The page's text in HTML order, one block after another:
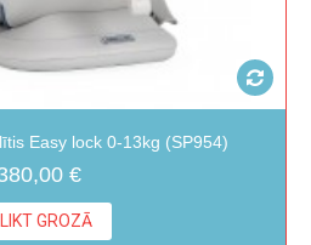
Easy lock 0-13kg (SP954)
€
GROZĀ